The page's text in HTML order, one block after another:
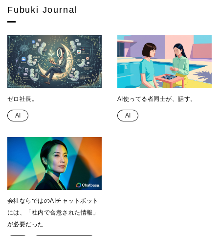
Fubuki Journal
ゼロ社長。
AI
AI使ってる者同士が、話す。
AI
会社ならではのAIチャットボット
には、「社内で合意された情報」
が必要だった